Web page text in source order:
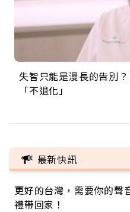
失智只能是漫長的告別
「不退化」
來自剛果的巧克力神父
的家，我連作夢都講台語
63歲卸矽谷副總、搬回
丑」走進安養院，逗樂
104歲打破金氏世界紀
手，分享長壽的秘密原來
事業巔峰他選擇追夢…
巨蛋！連CNN都大讚！
最新快訊
更好的台灣，需要你的聲
禮帶回家！